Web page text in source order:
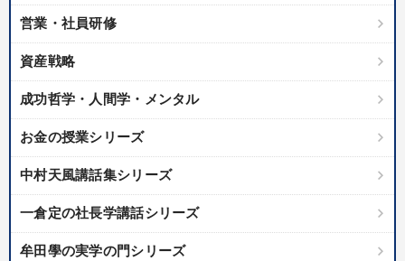
営業・社員研修
資産戦略
成功哲学・人間学・メンタル
お金の授業シリーズ
中村天風講話集シリーズ
一倉定の社長学講話シリーズ
牟田學の実学の門シリーズ